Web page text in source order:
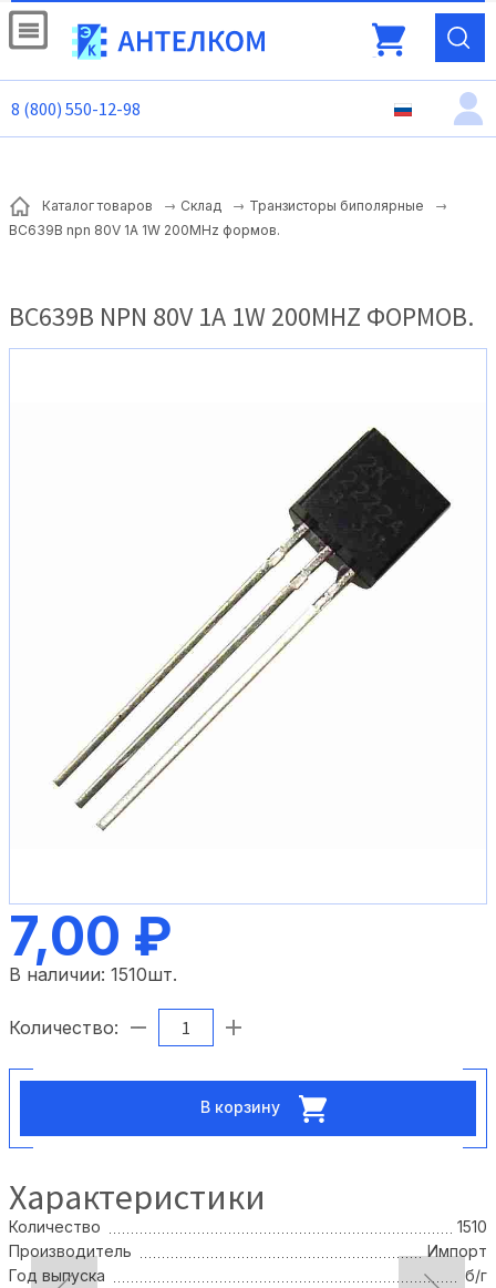
8 (800) 550-12-98
Каталог товаров Склад
Транзисторы биполярные
BC639B npn 80V 1A 1W 200MHz формов.
BC639B NPN 80V 1A 1W 200MHZ ФОРМОВ.
7,00 ₽
В наличии: 1510шт.
Количество:
В корзину
Характеристики
Количество
1510
Производитель
Импорт
Год выпуска
б/г